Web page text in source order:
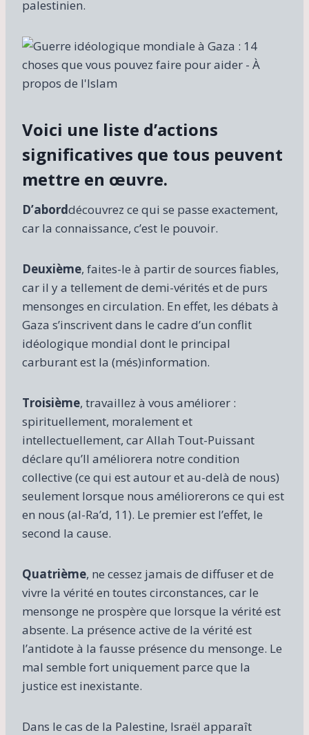
palestinien.
Voici une liste d’actions
significatives que tous peuvent
mettre en œuvre.
D’aborddécouvrez ce qui se passe exactement,
car la connaissance, c’est le pouvoir.
Deuxième, faites-le à partir de sources fiables,
car il y a tellement de demi-vérités et de purs
mensonges en circulation. En effet, les débats à
Gaza s’inscrivent dans le cadre d’un conflit
idéologique mondial dont le principal
carburant est la (més)information.
Troisième, travaillez à vous améliorer :
spirituellement, moralement et
intellectuellement, car Allah Tout-Puissant
déclare qu’Il améliorera notre condition
collective (ce qui est autour et au-delà de nous)
seulement lorsque nous améliorerons ce qui est
en nous (al-Ra’d, 11). Le premier est l’effet, le
second la cause.
Quatrième, ne cessez jamais de diffuser et de
vivre la vérité en toutes circonstances, car le
mensonge ne prospère que lorsque la vérité est
absente. La présence active de la vérité est
l’antidote à la fausse présence du mensonge. Le
mal semble fort uniquement parce que la
justice est inexistante.
Dans le cas de la Palestine, Israël apparaît